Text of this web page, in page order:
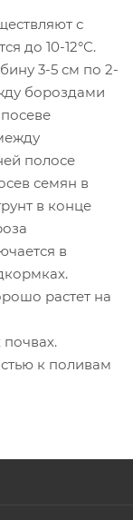
с
до 10-12°С.
3-5 см по 2-
бороздами
полосе
семян в
в конце
в
растет на
к поливам